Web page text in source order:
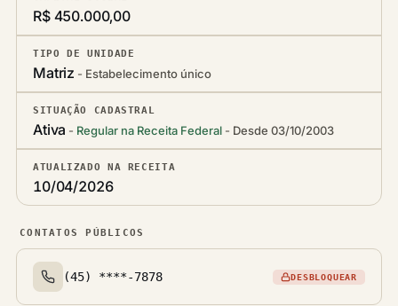
R$ 450.000,00
TIPO DE UNIDADE
Matriz Estabelecimento único
SITUAÇÃO CADASTRAL
Ativa Regular na Receita Federal Desde 03/10/2003
ATUALIZADO NA RECEITA
10/04/2026
CONTATOS PÚBLICOS
Telefone(s)
(45) ****-7878 DESBLOQUEAR